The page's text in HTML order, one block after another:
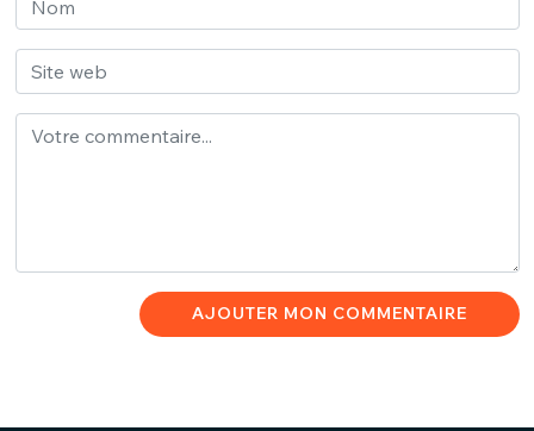
AJOUTER MON COMMENTAIRE